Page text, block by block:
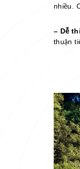
nhiều.
– Dễ
thuận